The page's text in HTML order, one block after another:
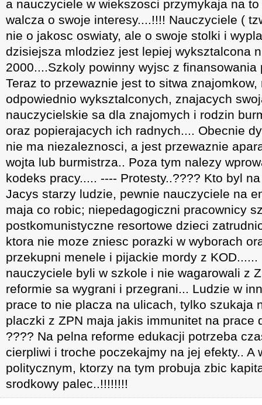
a nauczyciele w wiekszosci przymykaja na
walcza o swoje interesy....!!!! Nauczyciele (
nie o jakosc oswiaty, ale o swoje stolki i
dzisiejsza mlodziez jest lepiej wyksztalcona
2000....Szkoly powinny wyjsc z finansowania
Teraz to przewaznie jest to sitwa
odpowiednio wyksztalconych, znajacych
nauczycielskie sa dla znajomych i rodzin
oraz popierajacych ich radnych.... Obecnie
nie ma niezaleznosci, a jest przewaznie
wojta lub burmistrza.. Poza tym nalezy
kodeks pracy..... ---- Protesty..???? Kto byl
Jacys starzy ludzie, pewnie nauczyciele na
maja co robic; niepedagogiczni pracownicy
postkomunistyczne resortowe dzieci
ktora nie moze zniesc porazki w wyborach
przekupni menele i pijackie mordy z
nauczyciele byli w szkole i nie wagarowali z
reformie sa wygrani i przegrani... Ludzie w
prace to nie placza na ulicach, tylko szukaja
placzki z ZPN maja jakis immunitet na prace
???? Na pelna reforme edukacji potrzeba
cierpliwi i troche poczekajmy na jej efekty.. A
politycznym, ktorzy na tym probuja zbic
srodkowy palec..!!!!!!!!